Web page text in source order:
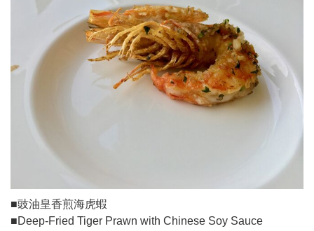
■豉油皇香煎海虎蝦
■Deep-Fried Tiger Prawn with Chinese Soy Sauce